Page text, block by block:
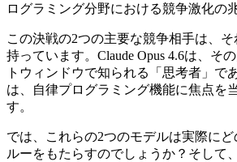
ログラミング分野における競争激化の
この決戦の2つの主要な競争相手は、
持っています。Claude Opus 4.6は、そ
トウィンドウで知られる「思考者」で
は、自律プログラミング機能に焦点を
す。
では、これらの2つのモデルは実際に
ルーをもたらすのでしょうか？そして